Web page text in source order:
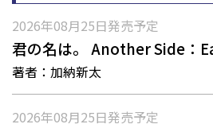
2026年08月25日発売予定
君の名は。 Another Side：
著者： 加納新太
2026年08月25日発売予定